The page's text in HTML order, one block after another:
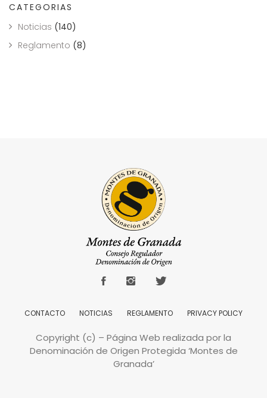
CATEGORIAS
Noticias (140)
Reglamento (8)
CONTACTO NOTICIAS REGLAMENTO PRIVACY POLICY
Copyright (c) – Página Web realizada por la
Denominación de Origen Protegida ‘Montes de
Granada’